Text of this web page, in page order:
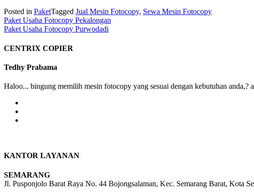
Posted in PaketTagged Jual Mesin Fotocopy, Sewa Mesin Fotocopy
Post
navigation
Paket Usaha Fotocopy Pekalongan
Paket Usaha Fotocopy Purwodadi
CENTRIX COPIER
Tedhy Prabama
Haloo... bingung memilih mesin fotocopy yang sesuai dengan kebutuhan
KANTOR LAYANAN
SEMARANG
Jl. Pusponjolo Barat Raya No. 44 Bojongsalaman, Kec. Semarang Barat, Kota